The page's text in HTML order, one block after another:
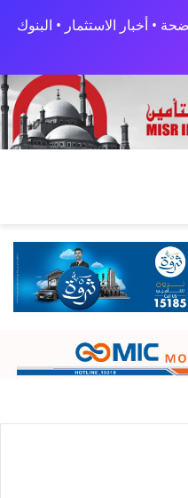
• أخبار الاستثمار • البنوك